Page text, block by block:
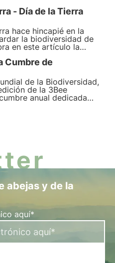
el lema de 2024 y
la plantación de
- Día de la Tierra
hace hincapié en la
la biodiversidad de
en este artículo la
el lema de 2024 y el
la vigilancia y protección
Cumbre de
de la Biodiversidad,
de la 3Bee
anual dedicada
que se celebrará el
abejas y de la
aquí*